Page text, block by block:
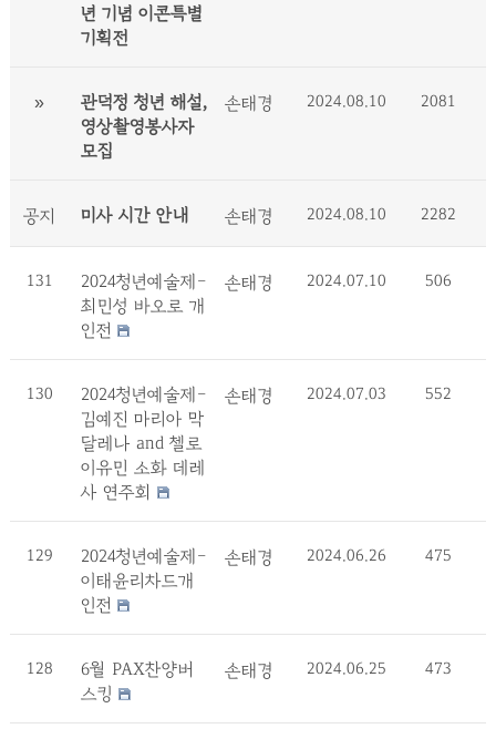
년 기념 이콘특별
기획전
»
관덕정 청년 해설,
영상촬영봉사자
모집
손태경 2024.08.10 2081
공지 미사 시간 안내 손태경 2024.08.10 2282
131
2024청년예술제-
최민성 바오로 개
인전
손태경 2024.07.10 506
130
2024청년예술제-
김예진 마리아 막
달레나 and 첼로
이유민 소화 데레
사 연주회
손태경 2024.07.03 552
129
2024청년예술제-
이태윤리차드개
인전
손태경 2024.06.26 475
128
6월 PAX찬양버
스킹
손태경 2024.06.25 473